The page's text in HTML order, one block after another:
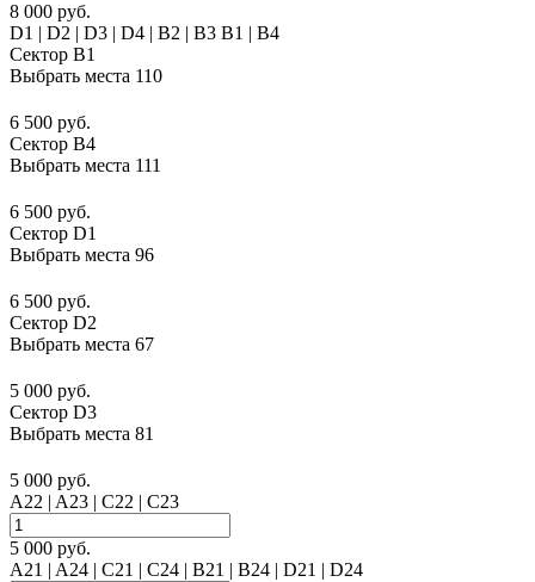
8 000 руб.
D1 | D2 | D3 | D4 | B2 | B3 B1 | В4
Сектор B1
Выбрать места 110
6 500 руб.
Сектор B4
Выбрать места 111
6 500 руб.
Сектор D1
Выбрать места 96
6 500 руб.
Сектор D2
Выбрать места 67
5 000 руб.
Сектор D3
Выбрать места 81
5 000 руб.
A22 | A23 | C22 | C23
5 000 руб.
A21 | A24 | C21 | C24 | B21 | B24 | D21 | D24